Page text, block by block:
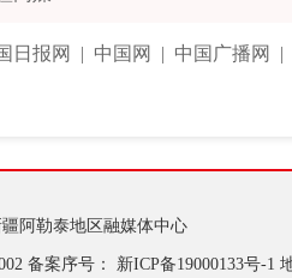
日报网 | 中国网 | 中国广播网 |
阿勒泰地区融媒体中心
备案序号： 新ICP备19000133号-1